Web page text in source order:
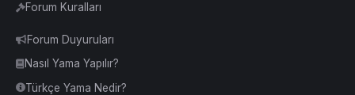
Forum Kuralları
Forum Duyuruları
Nasıl Yama Yapılır?
Türkçe Yama Nedir?